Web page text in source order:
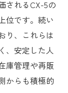
されるCX-5の
位です。続い
り、これらは
、安定した人
庫管理や再販
からも積極的